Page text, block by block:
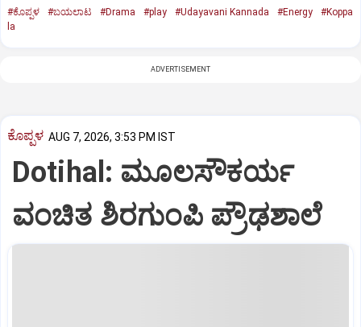
#ಕೊಪ್ಪಳ #ಬಯಲಾಟ #Drama #play #Udayavani Kannada #Energy
#Koppa
la
ADVERTISEMENT
ಕೊಪ್ಪಳ AUG 7, 2026, 3:53 PM IST
Dotihal: ಮೂಲಸೌಕರ್ಯ
ವಂಚಿತ ಶಿರಗುಂಪಿ ಪ್ರೌಢಶಾಲೆ